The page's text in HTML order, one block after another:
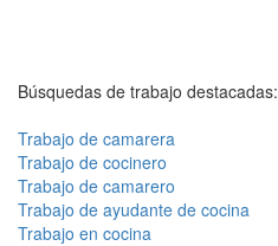
Búsquedas de trabajo destacadas:
Trabajo de camarera
Trabajo de cocinero
Trabajo de camarero
Trabajo de ayudante de cocina
Trabajo en cocina